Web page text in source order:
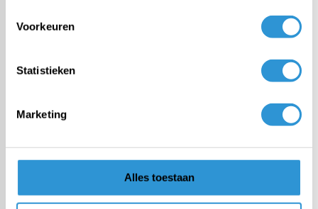
Voorkeuren
Statistieken
Marketing
Alles toestaan
Montage
Meer categorieën